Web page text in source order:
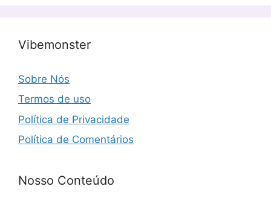
Vibemonster
Sobre Nós
Termos de uso
Política de Privacidade
Política de Comentários
Nosso Conteúdo